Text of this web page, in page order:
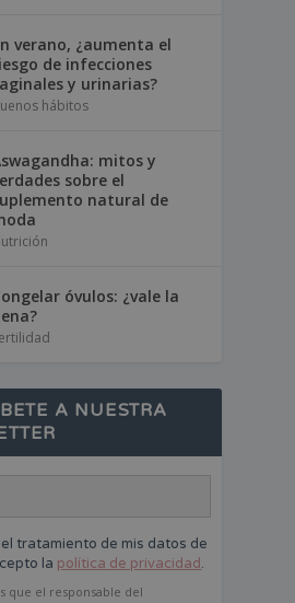
verano, ¿aumenta el
de infecciones
y urinarias?
hábitos
mitos y
sobre el
natural de
óvulos: ¿vale la
A NUESTRA
tratamiento de mis datos de
la política de privacidad.
que el responsable del